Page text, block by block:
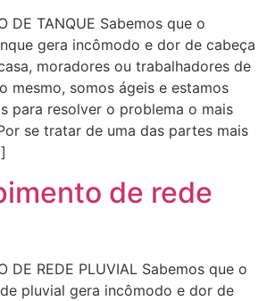
DE TANQUE Sabemos que o
gera incômodo e dor de cabeça
moradores ou trabalhadores de
mesmo, somos ágeis e estamos
para resolver o problema o mais
se tratar de uma das partes mais
de rede
DE REDE PLUVIAL Sabemos que o
pluvial gera incômodo e dor de